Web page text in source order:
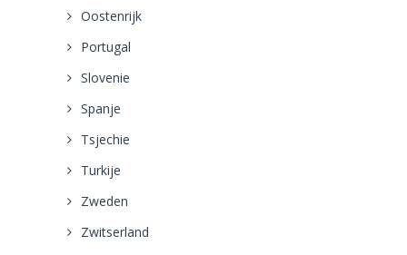
Oostenrijk
Portugal
Slovenie
Spanje
Tsjechie
Turkije
Zweden
Zwitserland